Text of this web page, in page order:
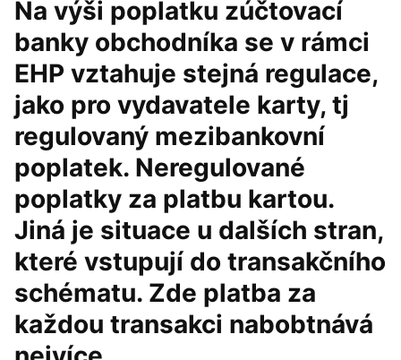
Na výši poplatku zúčtovací
banky obchodníka se v rámci
EHP vztahuje stejná regulace,
jako pro vydavatele karty, tj
regulovaný mezibankovní
poplatek. Neregulované
poplatky za platbu kartou.
Jiná je situace u dalších stran,
které vstupují do transakčního
schématu. Zde platba za
každou transakci nabobtnává